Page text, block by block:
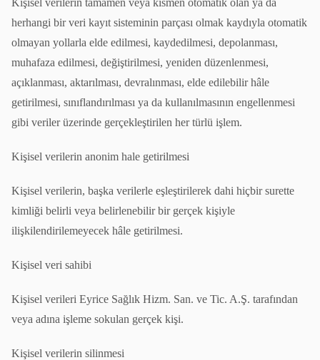
Kişisel verilerin tamamen veya kısmen otomatik olan ya da
herhangi bir veri kayıt sisteminin parçası olmak kaydıyla otomatik
olmayan yollarla elde edilmesi, kaydedilmesi, depolanması,
muhafaza edilmesi, değiştirilmesi, yeniden düzenlenmesi,
açıklanması, aktarılması, devralınması, elde edilebilir hâle
getirilmesi, sınıflandırılması ya da kullanılmasının engellenmesi
gibi veriler üzerinde gerçekleştirilen her türlü işlem.
Kişisel verilerin anonim hale getirilmesi
Kişisel verilerin, başka verilerle eşleştirilerek dahi hiçbir surette
kimliği belirli veya belirlenebilir bir gerçek kişiyle
ilişkilendirilemeyecek hâle getirilmesi.
Kişisel veri sahibi
Kişisel verileri Eyrice Sağlık Hizm. San. ve Tic. A.Ş. tarafından
veya adına işleme sokulan gerçek kişi.
Kişisel verilerin silinmesi